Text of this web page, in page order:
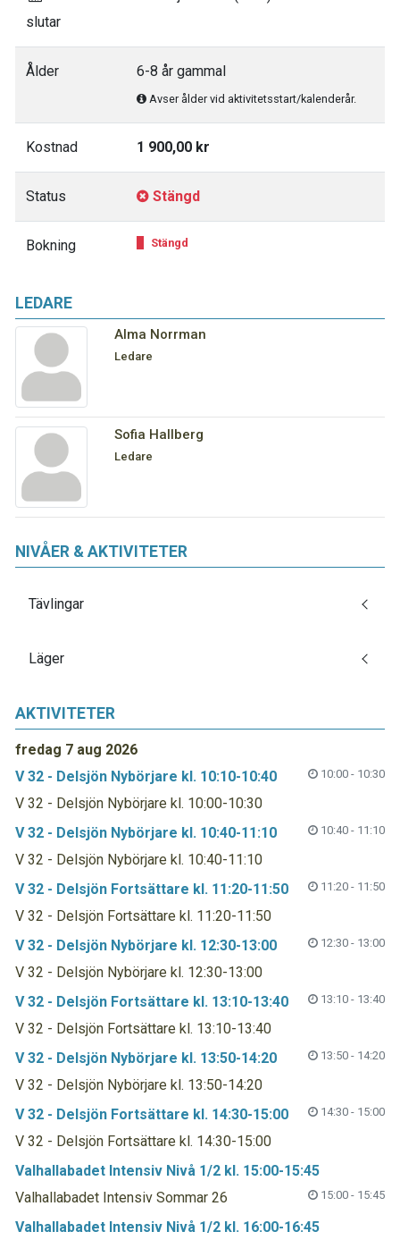
LEDARE
Alma Norrman
Ledare
Sofia Hallberg
Ledare
slutar
Ålder 6-8 år gammal
Avser ålder vid aktivitetsstart/kalenderår.
Kostnad 1 900,00 kr
Status Stängd
Bokning Stängd
NIVÅER & AKTIVITETER
Tävlingar
Läger
AKTIVITETER
fredag 7 aug 2026
V 32 - Delsjön Nybörjare kl. 10:10-10:40
10:00 - 10:30
V 32 - Delsjön Nybörjare kl. 10:00-10:30
V 32 - Delsjön Nybörjare kl. 10:40-11:10
10:40 - 11:10
V 32 - Delsjön Nybörjare kl. 10:40-11:10
V 32 - Delsjön Fortsättare kl. 11:20-11:50
11:20 - 11:50
V 32 - Delsjön Fortsättare kl. 11:20-11:50
V 32 - Delsjön Nybörjare kl. 12:30-13:00
12:30 - 13:00
V 32 - Delsjön Nybörjare kl. 12:30-13:00
V 32 - Delsjön Fortsättare kl. 13:10-13:40
13:10 - 13:40
V 32 - Delsjön Fortsättare kl. 13:10-13:40
V 32 - Delsjön Nybörjare kl. 13:50-14:20
13:50 - 14:20
V 32 - Delsjön Nybörjare kl. 13:50-14:20
V 32 - Delsjön Fortsättare kl. 14:30-15:00
14:30 - 15:00
V 32 - Delsjön Fortsättare kl. 14:30-15:00
Valhallabadet Intensiv Nivå 1/2 kl. 15:00-15:45
15:00 - 15:45
Valhallabadet Intensiv Sommar 26
Valhallabadet Intensiv Nivå 1/2 kl. 16:00-16:45